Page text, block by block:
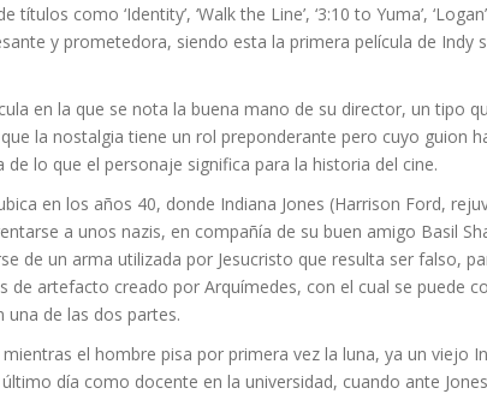
como ‘Identity’, ‘Walk the Line’, ‘3:10 to Yuma’,
y prometedora, siendo esta la primera película de Indy
en la que se nota la buena mano de su director, un tipo
la nostalgia tiene un rol preponderante pero cuyo guion
de lo que el personaje significa para la historia del cine.
en los años 40, donde Indiana Jones (Harrison Ford,
a unos nazis, en compañía de su buen amigo Basil
de un arma utilizada por Jesucristo que resulta ser falso,
de artefacto creado por Arquímedes, con el cual se puede
de las dos partes.
el hombre pisa por primera vez la luna, ya un viejo
día como docente en la universidad, cuando ante